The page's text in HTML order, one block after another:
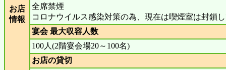
お店
情報
全席禁煙
コロナウイルス感染対策の為、現在は喫煙室は封鎖
宴会 最大収容人数
100人(2階宴会場20～100名)
お店の貸切